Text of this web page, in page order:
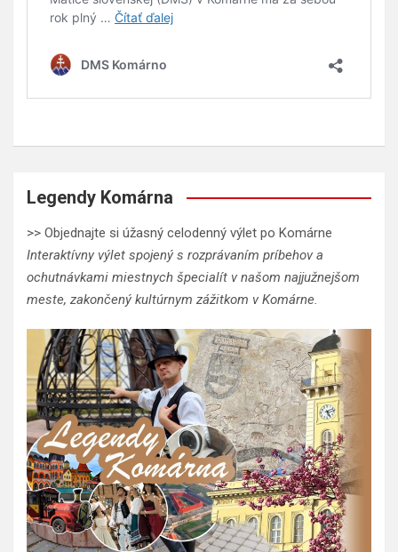
Legendy Komárna
>> Objednajte si úžasný celodenný výlet po Komárne
Interaktívny výlet spojený s rozprávaním príbehov a
ochutnávkami miestnych špecialít v našom najjužnejšom
meste, zakončený kultúrnym zážitkom v Komárne.